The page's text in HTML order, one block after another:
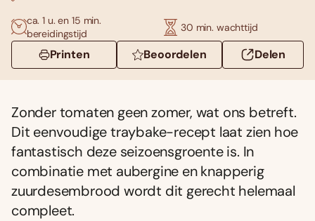
ca. 1 u. en 15 min.
bereidingstijd
30 min. wachttijd
Printen Beoordelen Delen
Zonder tomaten geen zomer, wat ons betreft.
Dit eenvoudige traybake-recept laat zien hoe
fantastisch deze seizoensgroente is. In
combinatie met aubergine en knapperig
zuurdesembrood wordt dit gerecht helemaal
compleet.